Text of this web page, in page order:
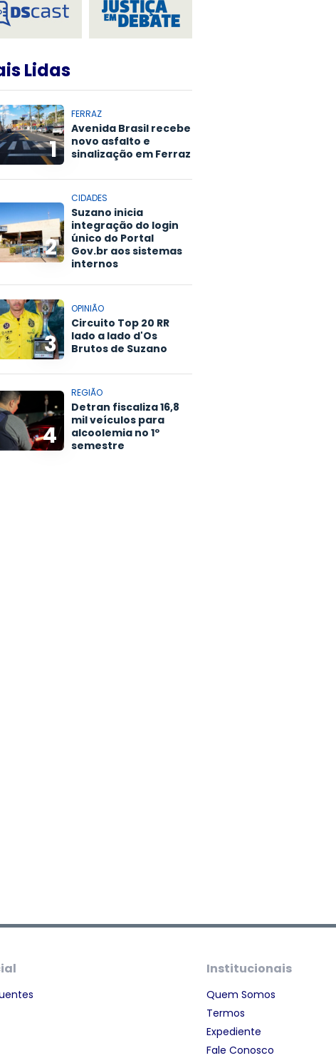
Lidas
1
FERRAZ
Avenida Brasil recebe
novo asfalto e
sinalização em Ferraz
2
CIDADES
Suzano inicia
integração do login
único do Portal
Gov.br aos sistemas
internos
3
OPINIÃO
Circuito Top 20 RR
lado a lado d'Os
Brutos de Suzano
4
REGIÃO
Detran fiscaliza 16,8
mil veículos para
alcoolemia no 1º
semestre
Institucionais
Quem Somos
Termos
Expediente
Fale Conosco